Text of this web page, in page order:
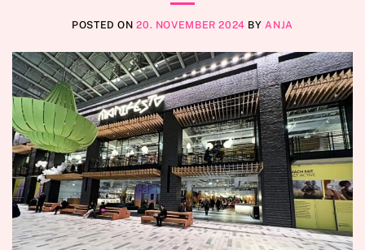
POSTED ON20. NOVEMBER 2024 BY ANJA